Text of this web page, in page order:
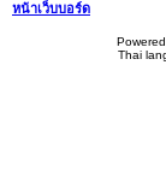
หน้าเว็บบอร์ด
Thai